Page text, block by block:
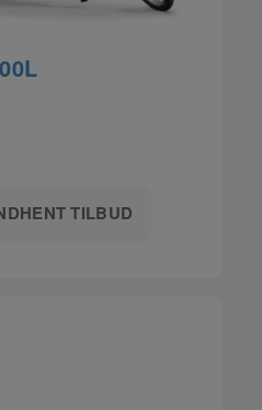
TILBUD